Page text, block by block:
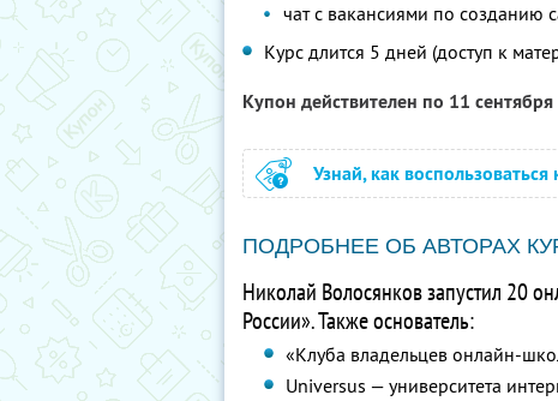
чат с вакансиями по созданию
Курс длится 5 дней (доступ к
Купон действителен по 11
Узнай, как
ПОДРОБНЕЕ ОБ АВТОРАХ
Николай Волосянков запустил 20
России». Также основатель:
«Клуба владельцев онлайн-
Universus — университета